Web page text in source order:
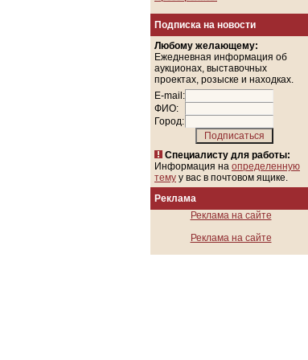
Подписка на новости
Любому желающему:
Ежедневная информация об
аукционах, выставочных
проектах, розыске и находках.
E-mail:
ФИО:
Город:
Специалисту для работы:
Информация на определенную
тему у вас в почтовом ящике.
Реклама
Реклама на сайте
Реклама на сайте